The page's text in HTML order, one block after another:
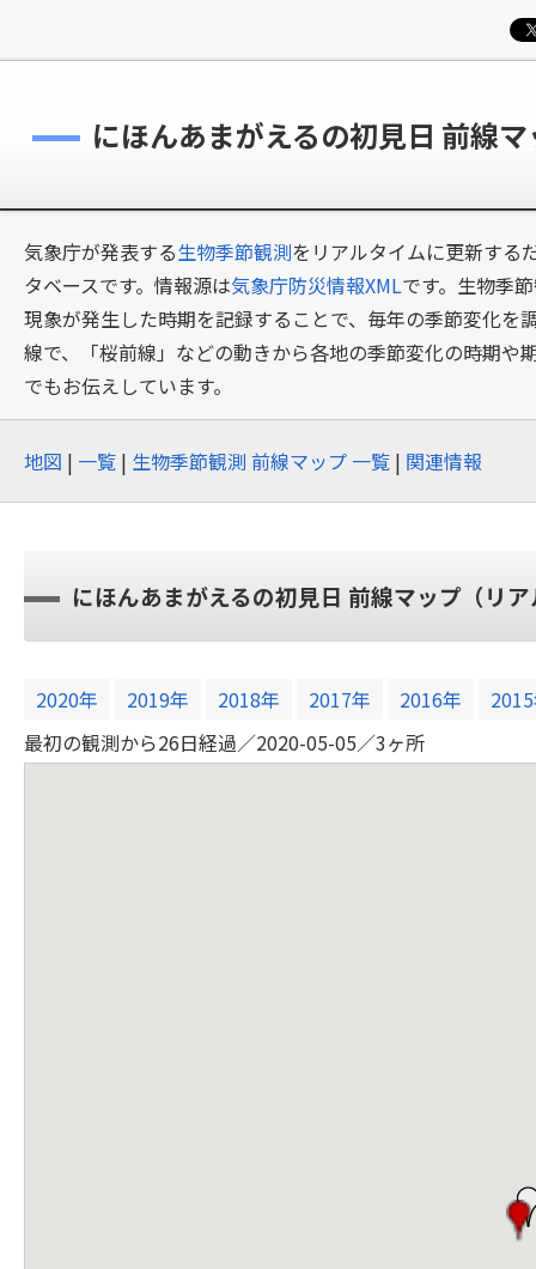
にほんあまがえるの初見日 前線
気象庁が発表する生物季節観測をリアルタイムに更新する
タベースです。情報源は気象庁防災情報XMLです。生物季
現象が発生した時期を記録することで、毎年の季節変化
線で、「桜前線」などの動きから各地の季節変化の時期や
でもお伝えしています。
地図 | 一覧 | 生物季節観測 前線マップ 一覧 | 関連情報
にほんあまがえるの初見日 前線マップ（リ
2020年 2019年 2018年 2017年 2016年
最初の観測から26日経過／2020-05-05／3ヶ所